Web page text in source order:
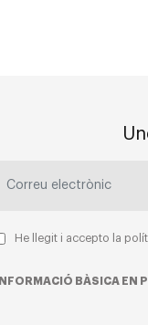
He llegit i accepto la
INFORMACIÓ BÀSICA EN